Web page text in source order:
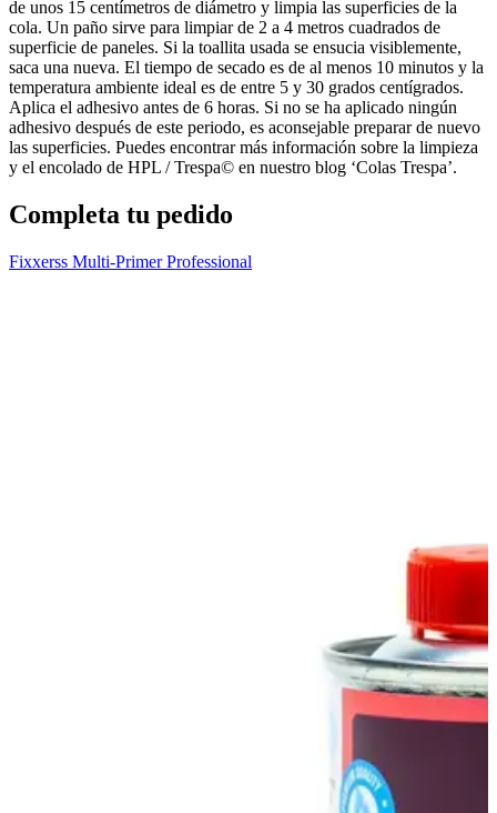
de unos 15 centímetros de diámetro y limpia las superficies de la
cola. Un paño sirve para limpiar de 2 a 4 metros cuadrados de
superficie de paneles. Si la toallita usada se ensucia visiblemente,
saca una nueva. El tiempo de secado es de al menos 10 minutos y la
temperatura ambiente ideal es de entre 5 y 30 grados centígrados.
Aplica el adhesivo antes de 6 horas. Si no se ha aplicado ningún
adhesivo después de este periodo, es aconsejable preparar de nuevo
las superficies. Puedes encontrar más información sobre la limpieza
y el encolado de HPL / Trespa© en nuestro blog ‘Colas Trespa’.
Completa tu pedido
Fixxerss Multi-Primer Professional